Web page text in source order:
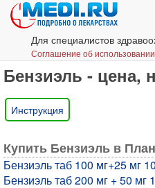
Для специалистов
Соглашение об использовании
Бензиэль - цена,
Инструкция
Купить Бензиэль в
Бензиэль таб 100 мг+25 мг
Бензиэль таб 200 мг + 50 мг